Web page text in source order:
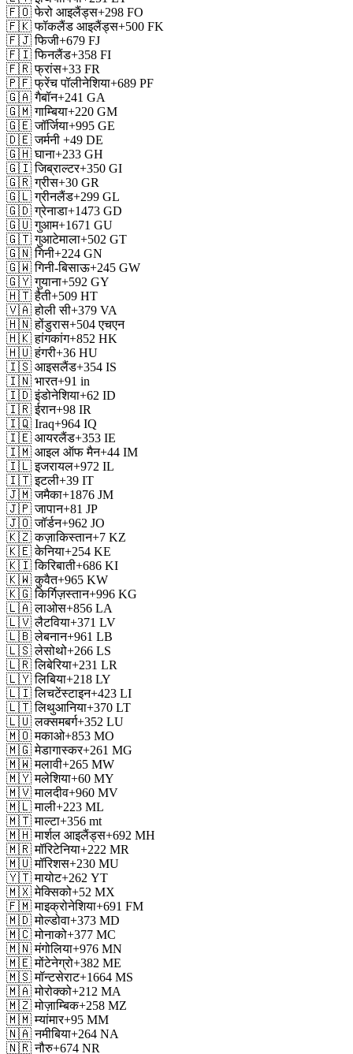
🇫🇴 फेरो आइलैंड्स+298 FO
🇫🇰 फॉकलैंड आइलैंड्स+500 FK
🇫🇯 फिजी+679 FJ
🇫🇮 फिनलैंड+358 FI
🇫🇷 फ्रांस+33 FR
🇵🇫 फ्रेंच पॉलीनेशिया+689 PF
🇬🇦 गैबॉन+241 GA
🇬🇲 गाम्बिया+220 GM
🇬🇪 जॉर्जिया+995 GE
🇩🇪 जर्मनी +49 DE
🇬🇭 घाना+233 GH
🇬🇮 जिब्राल्टर+350 GI
🇬🇷 ग्रीस+30 GR
🇬🇱 ग्रीनलैंड+299 GL
🇬🇩 ग्रेनाडा+1473 GD
🇬🇺 गुआम+1671 GU
🇬🇹 गुआटेमाला+502 GT
🇬🇳 गिनी+224 GN
🇬🇼 गिनी-बिसाऊ+245 GW
🇬🇾 गुयाना+592 GY
🇭🇹 हैती+509 HT
🇻🇦 होली सी+379 VA
🇭🇳 होंडुरास+504 एचएन
🇭🇰 हांगकांग+852 HK
🇭🇺 हंगरी+36 HU
🇮🇸 आइसलैंड+354 IS
🇮🇳 भारत+91 in
🇮🇩 इंडोनेशिया+62 ID
🇮🇷 ईरान+98 IR
🇮🇶 Iraq+964 IQ
🇮🇪 आयरलैंड+353 IE
🇮🇲 आइल ऑफ मैन+44 IM
🇮🇱 इजरायल+972 IL
🇮🇹 इटली+39 IT
🇯🇲 जमैका+1876 JM
🇯🇵 जापान+81 JP
🇯🇴 जॉर्डन+962 JO
🇰🇿 कज़ाकिस्तान+7 KZ
🇰🇪 केनिया+254 KE
🇰🇮 किरिबाती+686 KI
🇰🇼 कुवैत+965 KW
🇰🇬 किर्गिज़स्तान+996 KG
🇱🇦 लाओस+856 LA
🇱🇻 लैटविया+371 LV
🇱🇧 लेबनान+961 LB
🇱🇸 लेसोथो+266 LS
🇱🇷 लिबेरिया+231 LR
🇱🇾 लिबिया+218 LY
🇱🇮 लिचटेंस्टाइन+423 LI
🇱🇹 लिथुआनिया+370 LT
🇱🇺 लक्समबर्ग+352 LU
🇲🇴 मकाओ+853 MO
🇲🇬 मेडागास्कर+261 MG
🇲🇼 मलावी+265 MW
🇲🇾 मलेशिया+60 MY
🇲🇻 मालदीव+960 MV
🇲🇱 माली+223 ML
🇲🇹 माल्टा+356 mt
🇲🇭 मार्शल आइलैंड्स+692 MH
🇲🇷 मॉरिटेनिया+222 MR
🇲🇺 मॉरिशस+230 MU
🇾🇹 मायोट+262 YT
🇲🇽 मेक्सिको+52 MX
🇫🇲 माइक्रोनेशिया+691 FM
🇲🇩 मोल्डोवा+373 MD
🇲🇨 मोनाको+377 MC
🇲🇳 मंगोलिया+976 MN
🇲🇪 मोंटेनेग्रो+382 ME
🇲🇸 मॉन्टसेराट+1664 MS
🇲🇦 मोरोक्को+212 MA
🇲🇿 मोज़ाम्बिक+258 MZ
🇲🇲 म्यांमार+95 MM
🇳🇦 नमीबिया+264 NA
🇳🇷 नौरु+674 NR